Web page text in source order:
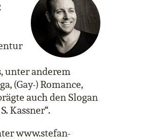
unter anderem
(Gay-) Romance,
auch den Slogan
Kassner“.
www.stefan-